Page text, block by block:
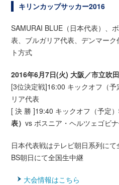
キリンカップサッカー2016
SAMURAI BLUE（日本代表）、
表、ブルガリア代表、デンマー
ト方式
2016年6月7日(火) 大阪／市立吹
[3位決定戦]16:00 キックオフ（
リア代表
[ 決 勝 ]19:40 キックオフ（予定）
表）vs ボスニア・ヘルツェゴビ
日本代表戦はテレビ朝日系列に
BS朝日にて全国生中継
大会情報はこちら